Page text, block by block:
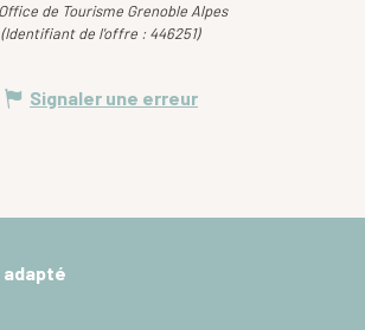
de Tourisme Grenoble Alpes
(Identifiant de l'offre : 446251)
Signaler une erreur
adapté